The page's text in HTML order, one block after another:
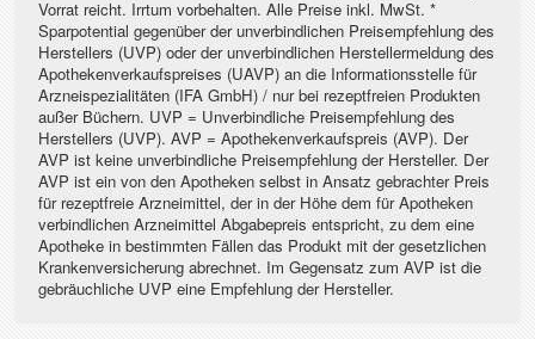
Vorrat reicht. Irrtum vorbehalten. Alle Preise inkl. MwSt. *
Sparpotential gegenüber der unverbindlichen Preisempfehlung des
Herstellers (UVP) oder der unverbindlichen Herstellermeldung des
Apothekenverkaufspreises (UAVP) an die Informationsstelle für
Arzneispezialitäten (IFA GmbH) / nur bei rezeptfreien Produkten
außer Büchern. UVP = Unverbindliche Preisempfehlung des
Herstellers (UVP). AVP = Apothekenverkaufspreis (AVP). Der
AVP ist keine unverbindliche Preisempfehlung der Hersteller. Der
AVP ist ein von den Apotheken selbst in Ansatz gebrachter Preis
für rezeptfreie Arzneimittel, der in der Höhe dem für Apotheken
verbindlichen Arzneimittel Abgabepreis entspricht, zu dem eine
Apotheke in bestimmten Fällen das Produkt mit der gesetzlichen
Krankenversicherung abrechnet. Im Gegensatz zum AVP ist die
gebräuchliche UVP eine Empfehlung der Hersteller.